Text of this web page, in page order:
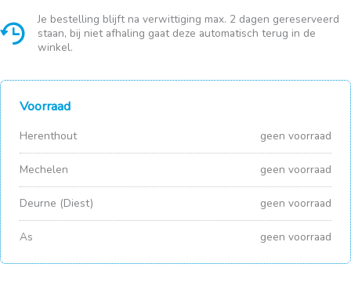
Je bestelling blijft na verwittiging max. 2 dagen gereserveerd
staan, bij niet afhaling gaat deze automatisch terug in de
winkel.
Voorraad
Herenthout geen voorraad
Mechelen geen voorraad
Deurne (Diest) geen voorraad
As geen voorraad